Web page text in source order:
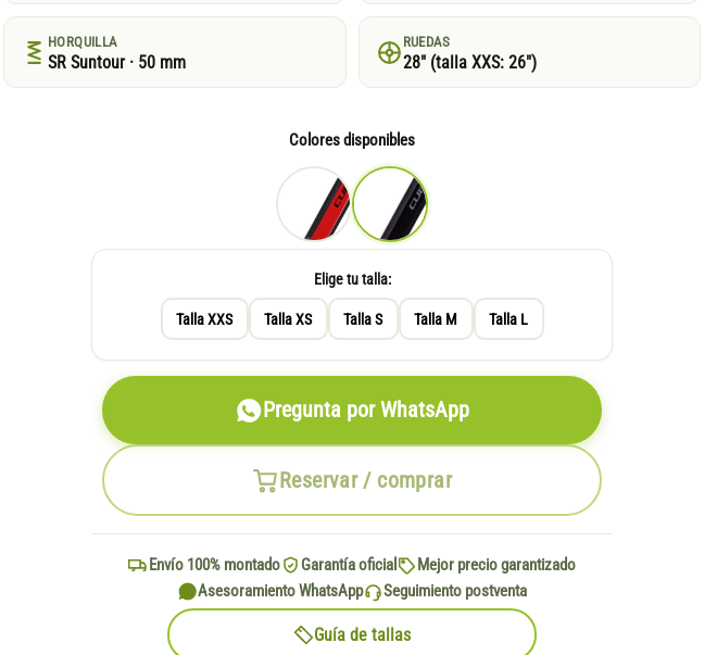
HORQUILLA
SR Suntour · 50 mm
RUEDAS
28″ (talla XXS: 26″)
Colores disponibles
Elige tu talla:
Talla XXS Talla XS Talla S Talla M Talla L
Reservar / comprar
Pregunta por WhatsApp
Envío 100% montado Garantía oficial
Mejor precio garantizado
Asesoramiento WhatsApp
Seguimiento postventa
Guía de tallas